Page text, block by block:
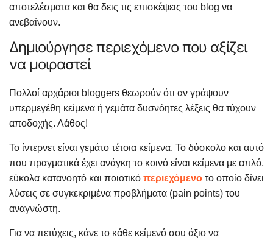
αποτελέσματα και θα δεις τις επισκέψεις του blog να
ανεβαίνουν.
Δημιούργησε περιεχόμενο που αξίζει
να μοιραστεί
Πολλοί αρχάριοι bloggers θεωρούν ότι αν γράψουν
υπερμεγέθη κείμενα ή γεμάτα δυσνόητες λέξεις θα τύχουν
αποδοχής. Λάθος!
Το ίντερνετ είναι γεμάτο τέτοια κείμενα. Το δύσκολο και αυτό
που πραγματικά έχει ανάγκη το κοινό είναι κείμενα με απλό,
εύκολα κατανοητό και ποιοτικό περιεχόμενο το οποίο δίνει
λύσεις σε συγκεκριμένα προβλήματα (pain points) του
αναγνώστη.
Για να πετύχεις, κάνε το κάθε κείμενό σου άξιο να